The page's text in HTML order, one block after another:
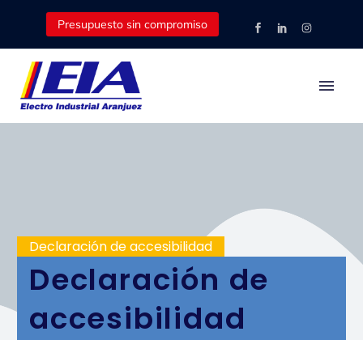
Presupuesto sin compromiso
Declaración de accesibilidad
Declaración de
accesibilidad